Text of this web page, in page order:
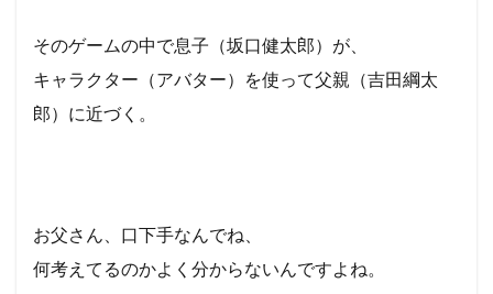
そのゲームの中で息子（坂口健太郎）が、
キャラクター（アバター）を使って父親（吉田綱太
郎）に近づく。
お父さん、口下手なんでね、
何考えてるのかよく分からないんですよね。